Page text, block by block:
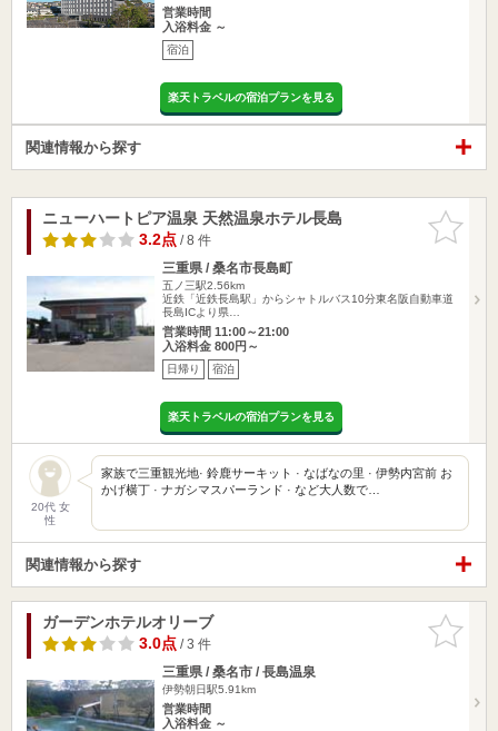
営業時間
入浴料金 ～
宿泊
楽天トラベルの宿泊プランを見る
関連情報から探す
お気に入
りに追加
ニューハートピア温泉 天然温泉ホテル長島
3.2点/ 8 件
三重県 / 桑名市長島町
五ノ三駅2.56km
近鉄「近鉄長島駅」からシャトルバス10分東名阪自動車道
長島ICより県…
営業時間 11:00～21:00
入浴料金 800円～
日帰り 宿泊
楽天トラベルの宿泊プランを見る
20代 女
性
家族で三重観光地· 鈴鹿サーキット · なばなの里 · 伊勢内宮前 お
かげ横丁 · ナガシマスパーランド · など大人数で…
関連情報から探す
お気に入
りに追加
ガーデンホテルオリーブ
3.0点/ 3 件
三重県 / 桑名市 / 長島温泉
伊勢朝日駅5.91km
営業時間
入浴料金 ～